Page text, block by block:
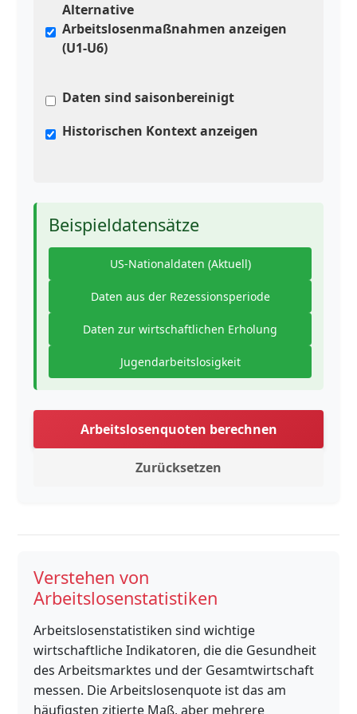
Alternative
Arbeitslosenmaßnahmen anzeigen
(U1-U6)
Daten sind saisonbereinigt
Historischen Kontext anzeigen
Beispieldatensätze
US-Nationaldaten (Aktuell)
Daten aus der Rezessionsperiode
Daten zur wirtschaftlichen Erholung
Jugendarbeitslosigkeit
Arbeitslosenquoten berechnen
Zurücksetzen
Verstehen von
Arbeitslosenstatistiken
Arbeitslosenstatistiken sind wichtige
wirtschaftliche Indikatoren, die die Gesundheit
des Arbeitsmarktes und der Gesamtwirtschaft
messen. Die Arbeitslosenquote ist das am
häufigsten zitierte Maß, aber mehrere